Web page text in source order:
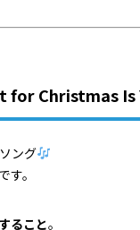
for Christmas Is
ング
。
ること。